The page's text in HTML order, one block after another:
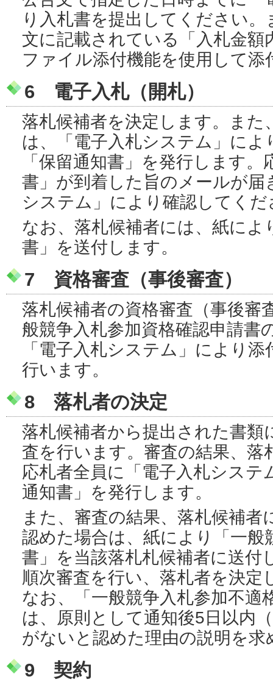
り入札書を提出してください
文に記載されている「入札金額
ファイル添付機能を使用して
6 電子入札（開札）
落札候補者を決定します。また
は、「電子入札システム」に
「保留通知書」を発行します
書」が到着した旨のメールが届
システム」により確認してくだ
なお、落札候補者には、紙によ
書」を送付します。
7 資格審査（事後審査）
落札候補者の資格審査（事後
般競争入札参加資格確認申請書
「電子入札システム」により
行います。
8 落札者の決定
落札候補者から提出された書類
査を行います。審査の結果、落
応札者全員に「電子入札システ
通知書」を発行します。
また、審査の結果、落札候補者
認めた場合は、紙により「一般
書」を当該落札札候補者に送付
順次審査を行い、落札者を決定
なお、「一般競争入札参加不適
は、原則として通知後5日以内
がないと認めた理由の説明を
9 契約